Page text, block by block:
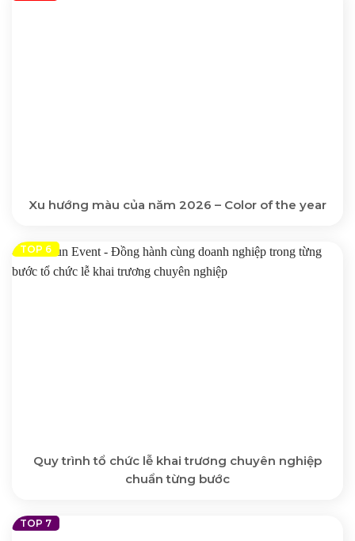
Xu hướng màu của năm 2026 – Color of the year
Quy trình tổ chức lễ khai trương chuyên nghiệp
chuẩn từng bước